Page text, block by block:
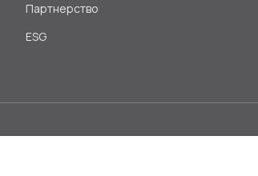
Партнерство
ESG